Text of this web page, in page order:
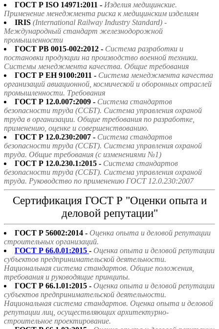
ГОСТ Р ISO 14971:2011 - Изделия медицинские.
Применение менеджмента риска к медицинским изделиям
IRIS (International Railway Industry Standard) -
Международный стандарт железнодорожной
промышленности
ГОСТ РВ 0015-002:2012 - Система разработки и
постановки продукции на производство военной техники.
Системы менеджмента качества. Общие требования
ГОСТ Р ЕН 9100:2011 - Система менеджмента качества
организаций авиационной, космической и оборонных отраслей
промышленности. Требования
ГОСТ Р 12.0.007:2009 - Система стандартов
безопасности труда (ССБТ). Система управления охраной
труда в организации. Общие требования по разработке,
применению, оценке и совершенствованию.
ГОСТ Р 12.0.230:2007 - Система стандартов
безопасности труда (ССБТ). Система управления охраной
труда. Общие требования (с изменениями №1)
ГОСТ Р 12.0.230.1:2015 - Система стандартов
безопасности труда (ССБТ). Система управления охраной
труда. Руководство по применению ГОСТ 12.0.230:2007
Сертификация ГОСТ Р "Оценки опыта и
деловой репутации"
ГОСТ Р 56002:2014 - Оценка опыта и деловой репутации
строительных организаций.
ГОСТ Р 66.0.01:2015 - Оценка опыта и деловой репутации
субъектов предпринимательской деятельности.
Национальная система стандартов. Общие положения,
требования и руководящие принципы.
ГОСТ Р 66.1.01:2015 - Оценка опыта и деловой репутации
субъектов предпринимательской деятельности.
Национальная система стандартов. Оценка опыта и деловой
репутации лиц, осуществляющих архитектурно-
строительное проектирование.